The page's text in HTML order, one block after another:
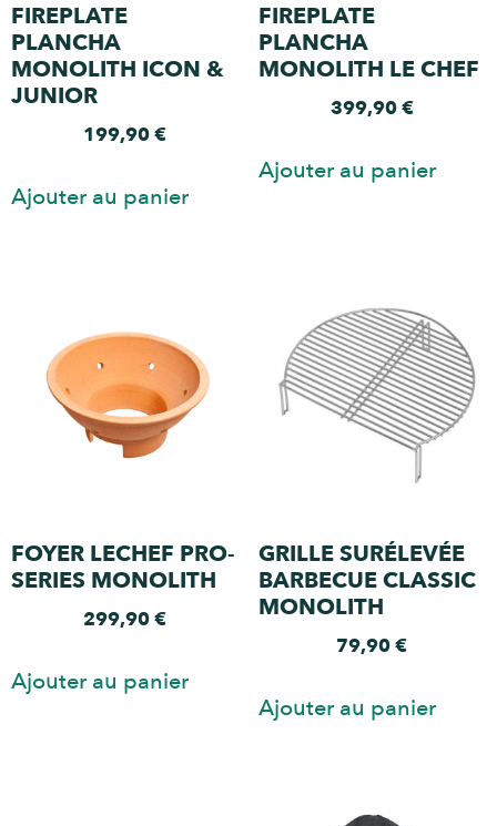
FIREPLATE
PLANCHA
MONOLITH ICON &
JUNIOR
199,90€
Ajouter au panier
FIREPLATE
PLANCHA
MONOLITH LE CHEF
399,90€
Ajouter au panier
FOYER LECHEF PRO-
SERIES MONOLITH
299,90€
Ajouter au panier
GRILLE SURÉLEVÉE
BARBECUE CLASSIC
MONOLITH
79,90€
Ajouter au panier